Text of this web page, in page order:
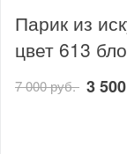
Парик из
цвет 613
7 000 руб. 3